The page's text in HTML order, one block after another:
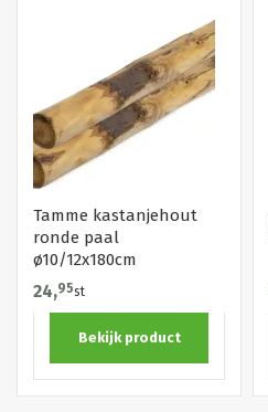
Tamme kastanjehout
ronde paal
ø10/12x180cm
24,95st
Bekijk product